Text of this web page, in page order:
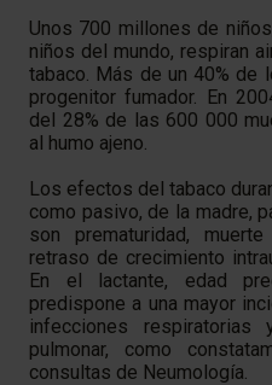
Unos 700 millones de
niños del mundo, respiran
tabaco. Más de un 40% de
progenitor fumador. En
del 28% de las 600 000
al humo ajeno.
Los efectos del tabaco
como pasivo, de la madre,
son prematuridad,
retraso de crecimiento
En el lactante, edad
predispone a una mayor
infecciones
pulmonar, como
consultas de Neumología.